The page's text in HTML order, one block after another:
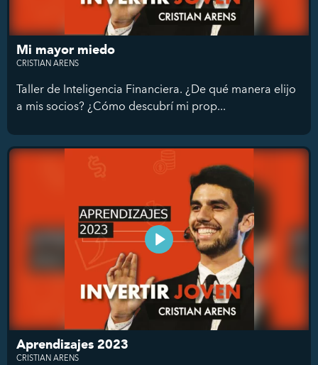
Mi mayor miedo
CRISTIAN ARENS
Taller de Inteligencia Financiera. ¿De qué manera elijo
a mis socios? ¿Cómo descubrí mi prop...
Aprendizajes 2023
CRISTIAN ARENS